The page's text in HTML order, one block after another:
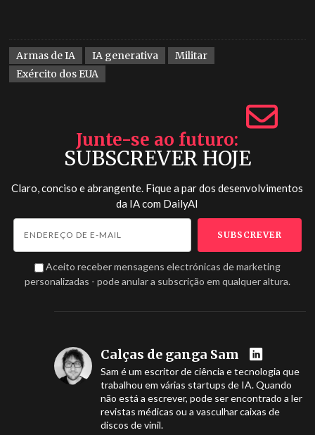
Armas de IA IA generativa
Militar
Exército dos EUA
Junte-se ao futuro
SUBSCREVER HOJE
Claro, conciso e abrangente. Fique a par dos desenvolvimentos
da IA com DailyAI
Aceito receber mensagens electrónicas de marketing
personalizadas - pode anular a subscrição em qualquer altura.
Calças de ganga Sam
Sam é um escritor de ciência e tecnologia que
trabalhou em várias startups de IA. Quando
não está a escrever, pode ser encontrado a ler
revistas médicas ou a vasculhar caixas de
discos de vinil.